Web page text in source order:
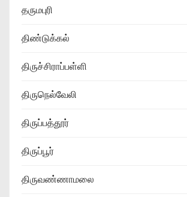
தருமபுரி
திண்டுக்கல்
திருச்சிராப்பள்ளி
திருநெல்வேலி
திருப்பத்தூர்
திருப்பூர்
திருவண்ணாமலை